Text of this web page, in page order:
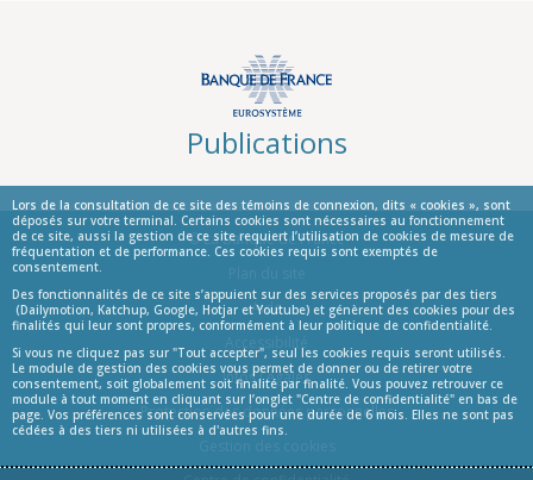
Lors de la consultation de ce site des témoins de connexion, dits « cookies », sont
déposés sur votre terminal. Certains cookies sont nécessaires au fonctionnement
de ce site, aussi la gestion de ce site requiert l’utilisation de cookies de mesure de
fréquentation et de performance. Ces cookies requis sont exemptés de
consentement.
Des fonctionnalités de ce site s’appuient sur des services proposés par des tiers
(Dailymotion, Katchup, Google, Hotjar et Youtube) et génèrent des cookies pour des
finalités qui leur sont propres, conformément à leur politique de confidentialité.
Si vous ne cliquez pas sur "Tout accepter", seul les cookies requis seront utilisés.
Le module de gestion des cookies vous permet de donner ou de retirer votre
consentement, soit globalement soit finalité par finalité. Vous pouvez retrouver ce
module à tout moment en cliquant sur l’onglet "Centre de confidentialité" en bas de
page. Vos préférences sont conservées pour une durée de 6 mois. Elles ne sont pas
cédées à des tiers ni utilisées à d'autres fins.
Publications
© La Banque de France
Informations
Aide
Infos Légales
Protection des données personnelles